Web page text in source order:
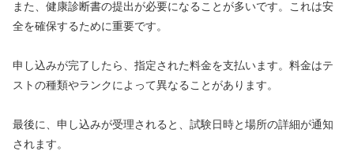
また、健康診断書の提出が必要になることが多いです。これは安
全を確保するために重要です。
申し込みが完了したら、指定された料金を支払います。料金はテ
ストの種類やランクによって異なることがあります。
最後に、申し込みが受理されると、試験日時と場所の詳細が通知
されます。